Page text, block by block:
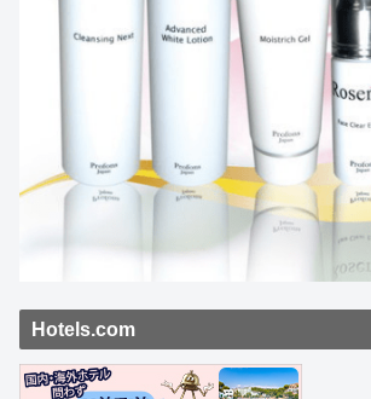
Hotels.com